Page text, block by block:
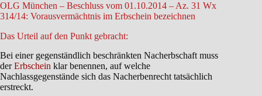
OLG München – Beschluss vom 01.10.2014 – Az. 31 Wx
314/14: Vorausvermächtnis im Erbschein bezeichnen
Das Urteil auf den Punkt gebracht:
Bei einer gegenständlich beschränkten Nacherbschaft muss
derErbschein klar benennen, auf welche
Nachlassgegenstände sich das Nacherbenrecht tatsächlich
erstreckt.